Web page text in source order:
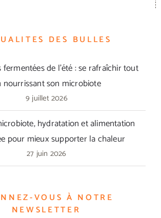
DES BULLES
fermentées de l’été : se rafraîchir tout
nourrissant son microbiote
9 juillet 2026
hydratation et alimentation
pour mieux supporter la chaleur
27 juin 2026
VOUS À NOTRE
NEWSLETTER